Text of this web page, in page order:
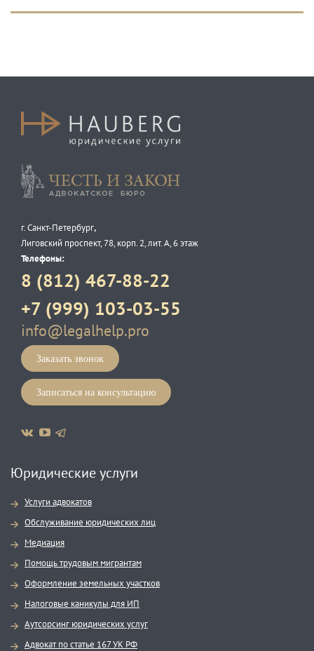
г. Санкт-Петербург,
Лиговский проспект, 78, корп. 2, лит. А, 6 этаж
Телефоны:
8 (812) 467-88-22
+7 (999) 103-03-55
info@legalhelp.pro
Заказать звонок
Записаться на консультацию
Юридические услуги
Услуги адвокатов
Обслуживание юридических лиц
Медиация
Помощь трудовым мигрантам
Оформление земельных участков
Налоговые каникулы для ИП
Аутсорсинг юридических услуг
Адвокат по статье 167 УК РФ